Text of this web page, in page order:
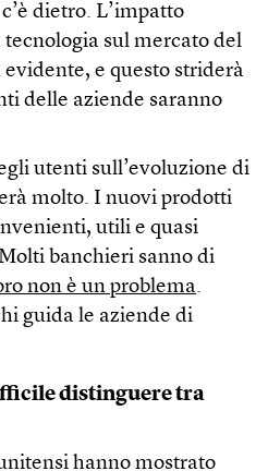
dietro. L’impatto
sul mercato del
e questo striderà
delle aziende saranno
utenti sull’evoluzione di
molto. I nuovi prodotti
utili e quasi
banchieri sanno di
non è un problema.
guida le aziende di
distinguere tra
hanno mostrato